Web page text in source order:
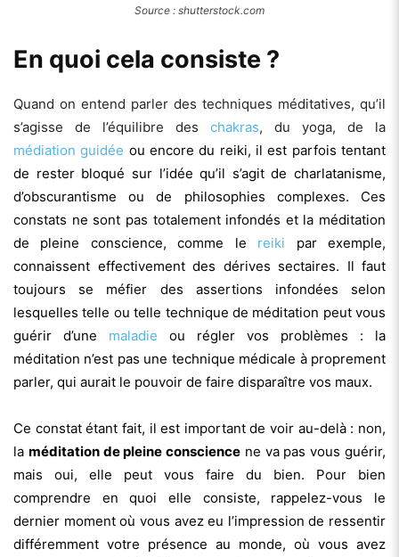
Source : shutterstock.com
En quoi cela consiste ?
Quand on entend parler des techniques méditatives, qu’il
s’agisse de l’équilibre des chakras, du yoga, de la
médiation guidée ou encore du reiki, il est parfois tentant
de rester bloqué sur l’idée qu’il s’agit de charlatanisme,
d’obscurantisme ou de philosophies complexes. Ces
constats ne sont pas totalement infondés et la méditation
de pleine conscience, comme le reiki par exemple,
connaissent effectivement des dérives sectaires. Il faut
toujours se méfier des assertions infondées selon
lesquelles telle ou telle technique de méditation peut vous
guérir d’une maladie ou régler vos problèmes : la
méditation n’est pas une technique médicale à proprement
parler, qui aurait le pouvoir de faire disparaître vos maux.
Ce constat étant fait, il est important de voir au-delà : non,
la méditation de pleine conscience ne va pas vous guérir,
mais oui, elle peut vous faire du bien. Pour bien
comprendre en quoi elle consiste, rappelez-vous le
dernier moment où vous avez eu l’impression de ressentir
différemment votre présence au monde, où vous avez